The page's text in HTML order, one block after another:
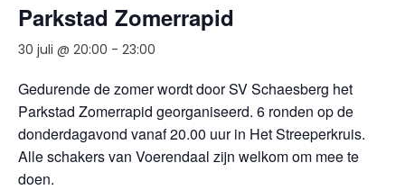
Parkstad Zomerrapid
30 juli @ 20:00 - 23:00
Gedurende de zomer wordt door SV Schaesberg het
Parkstad Zomerrapid georganiseerd. 6 ronden op de
donderdagavond vanaf 20.00 uur in Het Streeperkruis.
Alle schakers van Voerendaal zijn welkom om mee te
doen.